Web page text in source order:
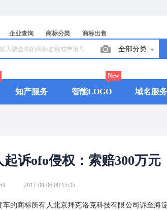
企业查询 商标分类 商标出售
全部分类
知产服务 智能LOGO
New
域名服务
诉ofo侵权：索赔300万元
2017-09-06 08:15:35
的商标所有人北京拜克洛克科技有限公司诉至海